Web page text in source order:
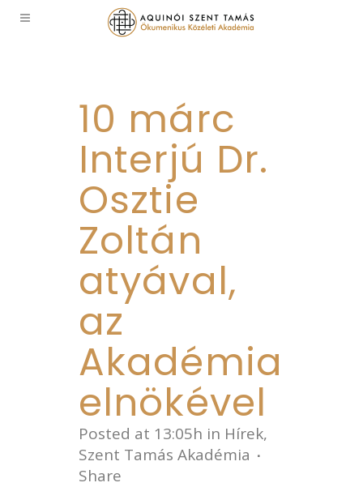
10 márc
Interjú Dr.
Osztie
Zoltán
atyával,
az
Akadémia
elnökével
Posted at 13:05h in Hírek,
Szent Tamás Akadémia
Share